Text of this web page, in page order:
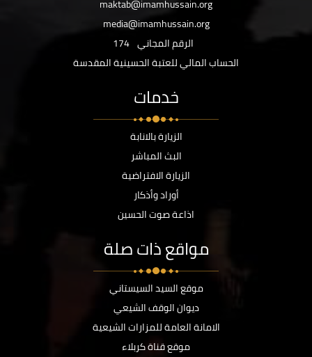
maktab@imamhussain.org
media@imamhussain.org
الرقم المجاني 174
الحساب المالي للعتبة الحسينية المقدسة
خدمات
الزيارة بالانابة
البث المباشر
الزيارة الافتراضية
أوراد وأذكار
اذاعة صوت الحسين
مواقع ذات صلة
موقع السيد السيستاني
ديوان الوقف الشيعي
الامانة العامة للمزارات الشيعية
موقع قناة كربلاء